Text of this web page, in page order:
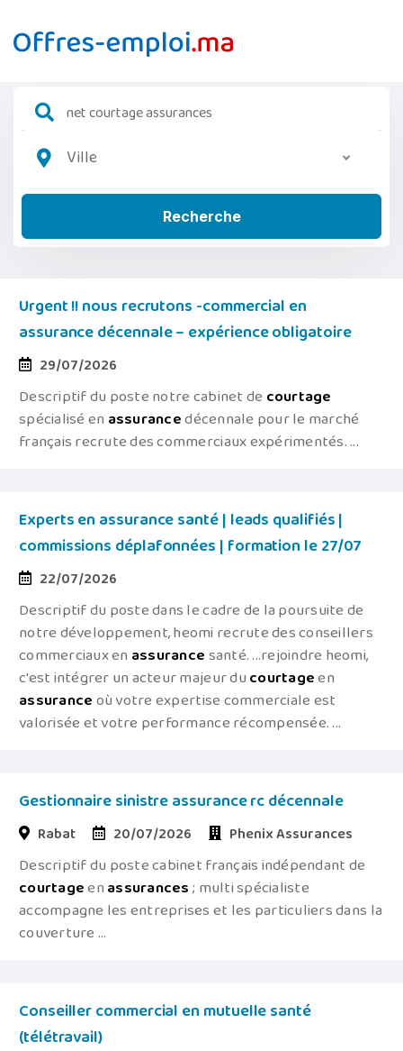
Ville
Recherche
Urgent !! nous recrutons -commercial en
assurance décennale – expérience obligatoire
29/07/2026
Descriptif du poste notre cabinet de courtage
spécialisé enassurancedécennale pour le marché
français recrute des commerciaux expérimentés. ...
Experts en assurance santé | leads qualifiés |
commissions déplafonnées | formation le 27/07
22/07/2026
Descriptif du poste dans le cadre de la poursuite de
notre développement, heomi recrute des conseillers
commerciaux enassurancesanté. ...rejoindre heomi,
c'est intégrer un acteur majeur ducourtageen
assuranceoù votre expertise commerciale est
valorisée et votre performance récompensée. ...
Gestionnaire sinistre assurance rc décennale
Rabat 20/07/2026 Phenix Assurances
Descriptif du poste cabinet français indépendant de
courtageenassurances; multi spécialiste
accompagne les entreprises et les particuliers dans la
couverture ...
Conseiller commercial en mutuelle santé
(télétravail)